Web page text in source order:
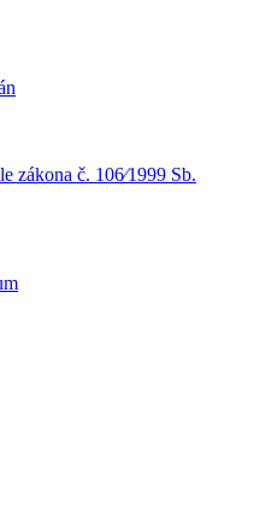
zákona č. 106⁄1999 Sb.